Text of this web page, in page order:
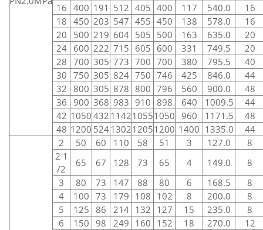
16 400 191 512 405 400 117 540.0
16
18 450 203 547 455 450 138 578.0
16
20
500 219 604 505 500 163 635.0
20
24
600 222 715 605 600 331 749.5
20
28 700 305 773 700 700 380 795.5
40
30 750 305 824 750 746 425 846.0
44
32 800 305 878 800 796 560 900.0
48
36 900 368 983 910 898 640 1009.5
44
42 1050 432 114210551050 960 1171.5
48
48 1200 524130212051200 1400 1335.0 44
2 50 60 110 58 51 3 127.0
8
2 1
/2
65 67 128 73 65 4 149.0
8
3
80 73 147 88 80 6 168.5
8
4
100 73 179 108 102 8 200.0
8
5
125 86 214 132 127 15 235.0
8
6
150 98 249 160 152 18 270.0
12